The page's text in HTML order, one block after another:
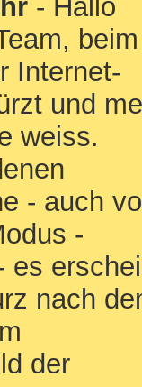
- Hallo
beim
Internet-
und
weiss.
- auch
-
es
nach
der